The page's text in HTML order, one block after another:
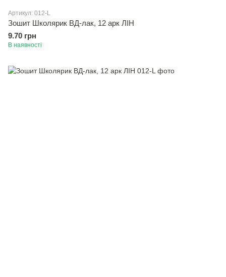
Артикул: 012-L
Зошит Школярик ВД-лак, 12 арк ЛІН
9.70 грн
В наявності